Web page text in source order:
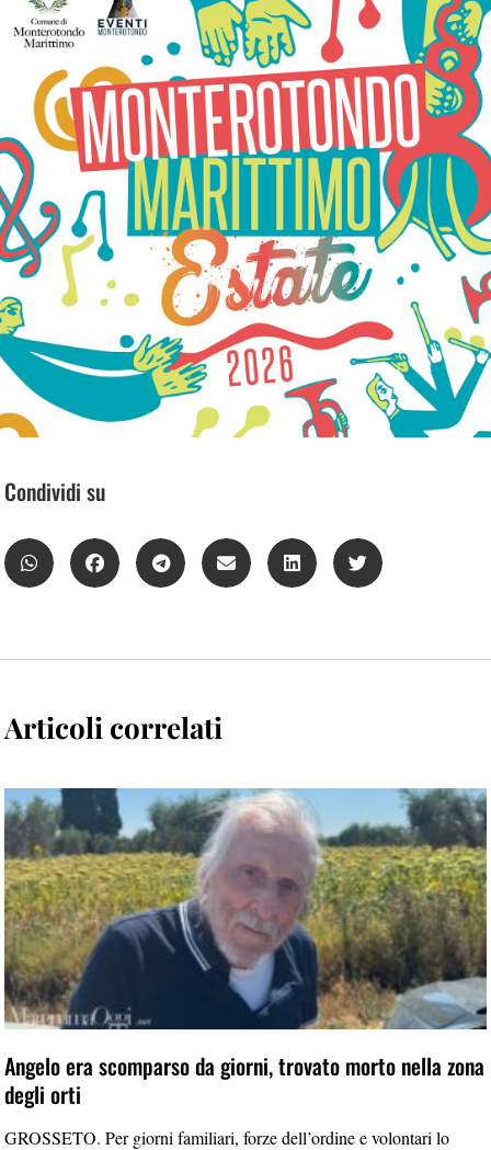
Condividi su
Articoli correlati
Angelo era scomparso da giorni, trovato morto nella zona
degli orti
GROSSETO. Per giorni familiari, forze dell’ordine e volontari lo